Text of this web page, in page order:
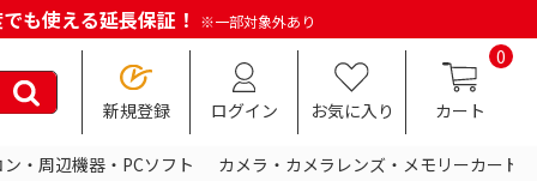
も使える延長保証！ ※一部対象外あり
新規登録 ログイン お気に入り
0
カート
・周辺機器・PCソフト カメラ・カメラレンズ・メモリーカード